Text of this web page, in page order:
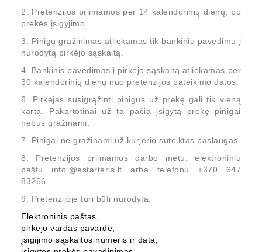
2. Pretenzijos priimamos per 14 kalendorinių dienų, po
prekės įsigyjimo.
3. Pinigų gražinimas atliekamas tik bankiniu pavedimu į
nurodytą pirkėjo sąskaitą.
4. Bankinis pavedimas į pirkėjo sąskaitą atliekamas per
30 kalendorinių dienų nuo pretenzijos pateikimo datos.
6. Pirkėjas susigrąžinti pinigus už prekę gali tik vieną
kartą. Pakartotinai už tą pačią įsigytą prekę pinigai
nebus gražinami.
7. Pinigai ne gražinami už kurjerio suteiktas paslaugas.
8. Pretenzijos priimamos darbo metu: elektroniniu
paštu info.@estarteris.lt arba telefonu +370 647
83266.
9. Pretenzijoje turi būti nurodyta:
Elektroninis paštas,
pirkėjo vardas pavardė,
įsigijimo sąskaitos numeris ir data,